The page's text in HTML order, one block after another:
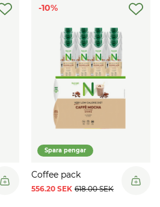
Spara pengar
-10%
Coffee pack
556.20 SEK 618.00 SEK